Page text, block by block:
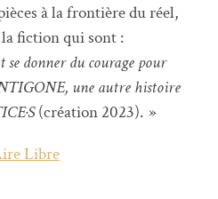
à la frontière du réel,
fiction qui sont :
donner du courage pour
une autre histoire
(création 2023). »
Libre